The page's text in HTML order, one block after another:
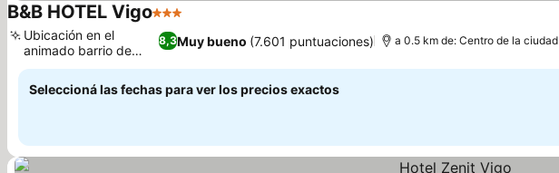
B&B HOTEL Vigo3 Estrellas
8,3Muy bueno (7.601 puntuaciones)
Ubicación en el
animado barrio de
Urzaiz
a 0.5 km de: Centro de la ciudad
Seleccioná las fechas para ver los precios exactos